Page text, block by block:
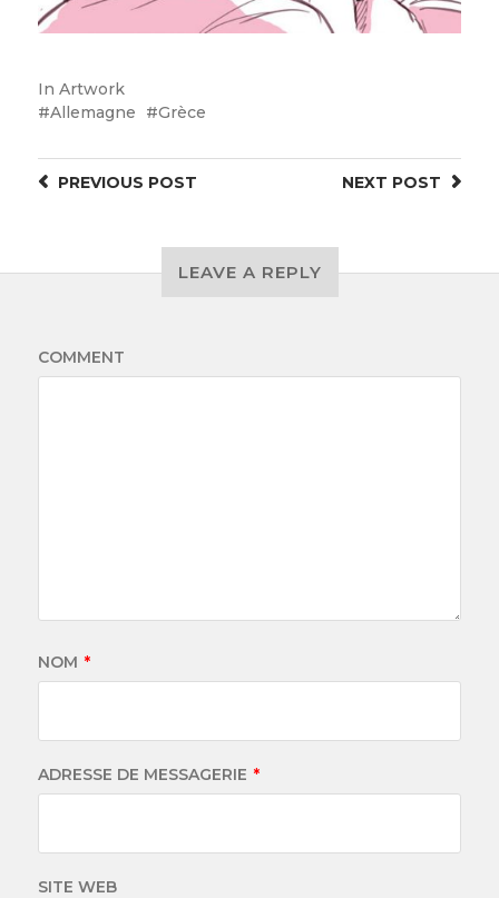
In Artwork
Allemagne
Grèce
NEXT POST
PREVIOUS POST
LEAVE A REPLY
COMMENT
NOM *
ADRESSE DE MESSAGERIE *
SITE WEB